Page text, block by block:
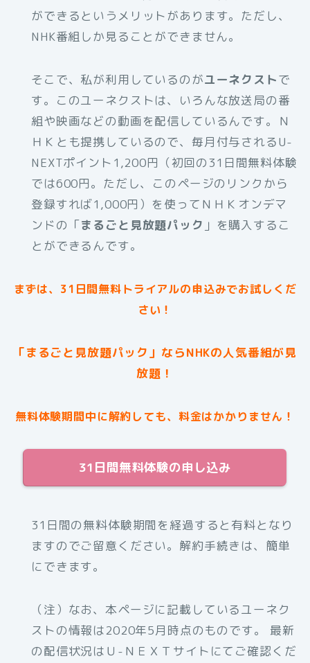
ができるというメリットがあります。ただし、
NHK番組しか見ることができません。
そこで、私が利用しているのがユーネクストで
す。このユーネクストは、いろんな放送局の番
組や映画などの動画を配信しているんです。Ｎ
ＨＫとも提携しているので、毎月付与されるU-
NEXTポイント1,200円（初回の31日間無料体験
では600円。ただし、このページのリンクから
登録すれば1,000円）を使ってＮＨＫオンデマ
ンドの「まるごと見放題パック 」を購入するこ
とができるんです。
まずは、31日間無料トライアルの申込みでお試しくだ
さい！
「まるごと見放題パック」ならNHKの人気番組が見
放題！
無料体験期間中に解約しても、料金はかかりません！
31日間無料体験の申し込み
31日間の無料体験期間を経過すると有料となり
ますのでご留意ください。解約手続きは、簡単
にできます。
（注）なお、本ページに記載しているユーネク
ストの情報は2020年5月時点のものです。 最新
の配信状況はＵ-ＮＥＸＴサイトにてご確認くだ